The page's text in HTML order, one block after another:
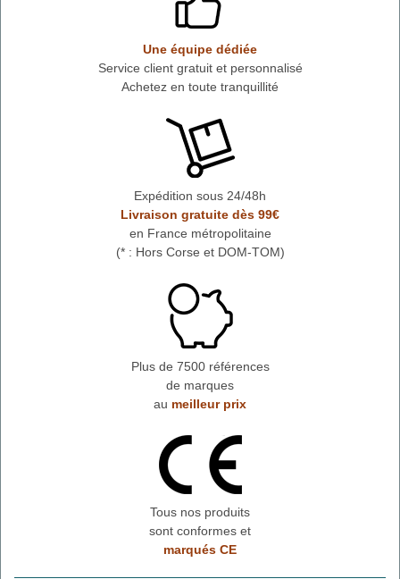
Une équipe dédiée
Service client gratuit et personnalisé
Achetez en toute tranquillité
Expédition sous 24/48h
Livraison gratuite dès 99€
en France métropolitaine
(* : Hors Corse et DOM-TOM)
Plus de 7500 références
de marques
au meilleur prix
Tous nos produits
sont conformes et
marqués CE